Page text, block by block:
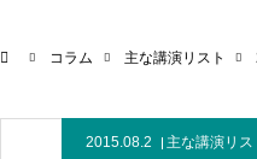
コラム 主な講演リスト
2015.08.2 主な講演リス